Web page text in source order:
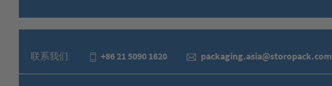
联系我们: +86 21 5090 1620 packaging.asia@storopack.com